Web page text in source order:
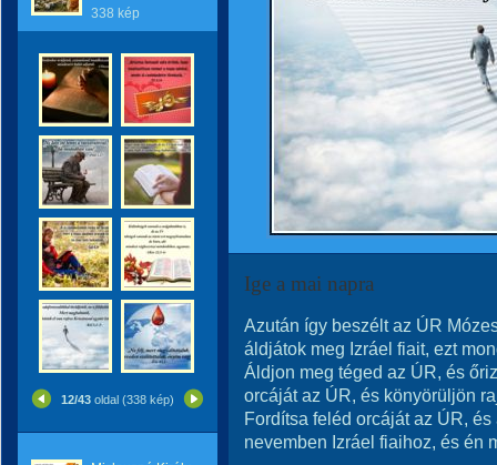
338 kép
12/43 oldal (338 kép)
Ige a mai napra
Azután így beszélt az ÚR
áldjátok meg Izráel fiait, ezt
Áldjon meg téged az ÚR, és
orcáját az ÚR, és könyörüljön
Fordítsa feléd orcáját az ÚR,
nevemben Izráel fiaihoz, és én